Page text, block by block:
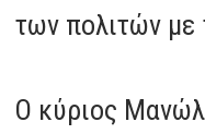
των πολιτών με
Ο κύριος